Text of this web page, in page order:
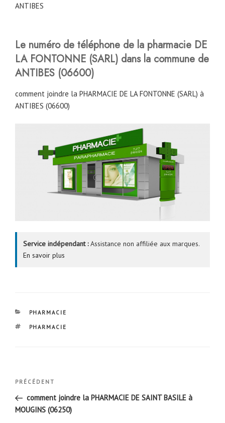
ANTIBES
Le numéro de téléphone de la pharmacie DE
LA FONTONNE (SARL) dans la commune de
ANTIBES (06600)
comment joindre la PHARMACIE DE LA FONTONNE (SARL) à
ANTIBES (06600)
Service indépendant :Assistance non affiliée aux marques.
En savoir plus
CATÉGORIES
PHARMACIE
ÉTIQUETTES
PHARMACIE
Navigation
l’article
Article
précédent
PRÉCÉDENT
comment joindre la PHARMACIE DE SAINT BASILE à
MOUGINS (06250)